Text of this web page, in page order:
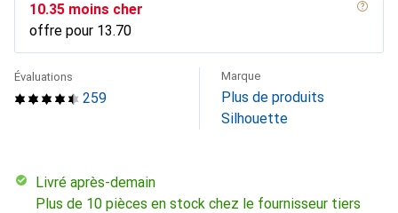
CHF
10.35 moins cher
offre pour CHF
13.70
259
Évaluations Marque
Plus de produits
Silhouette
Livré après-demain
Plus de 10 pièces en stock chez le fournisseur tiers